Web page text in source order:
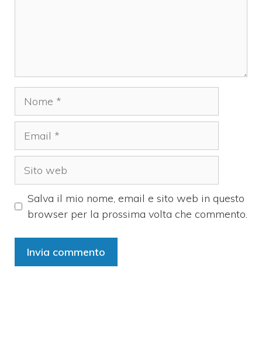
Salva il mio nome, email e sito web in questo
browser per la prossima volta che commento.